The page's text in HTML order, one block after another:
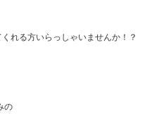
れる方いらっしゃいませんか！？
の